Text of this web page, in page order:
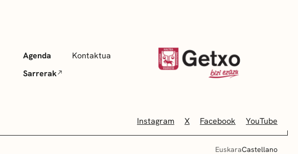
Agenda
Sarrerak
Kontaktua
Instagram X Facebook YouTube
EuskaraCastellano